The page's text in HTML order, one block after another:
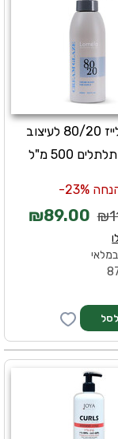
קרם גלייז 80/20 לעיצוב
500 מ"ל
23%-
₪89.00